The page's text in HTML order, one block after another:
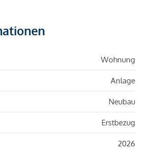
Wohnung
Anlage
Neubau
Erstbezug
2026